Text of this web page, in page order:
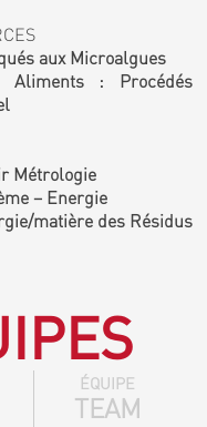
aux Microalgues
: Procédés
Métrologie
– Energie
matière des Résidus
ÉQUIPE
TEAM